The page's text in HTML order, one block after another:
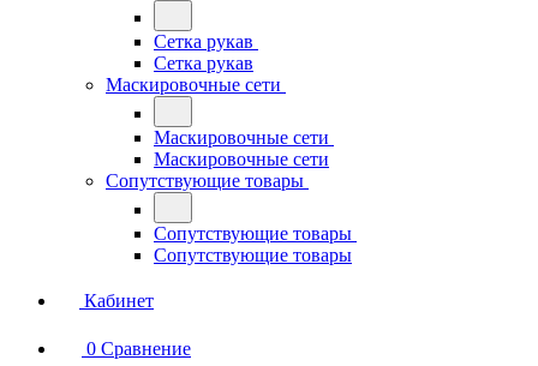
Сетка рукав
Сетка рукав
Маскировочные сети
Маскировочные сети
Маскировочные сети
Сопутствующие товары
Сопутствующие товары
Сопутствующие товары
Кабинет
0 Сравнение